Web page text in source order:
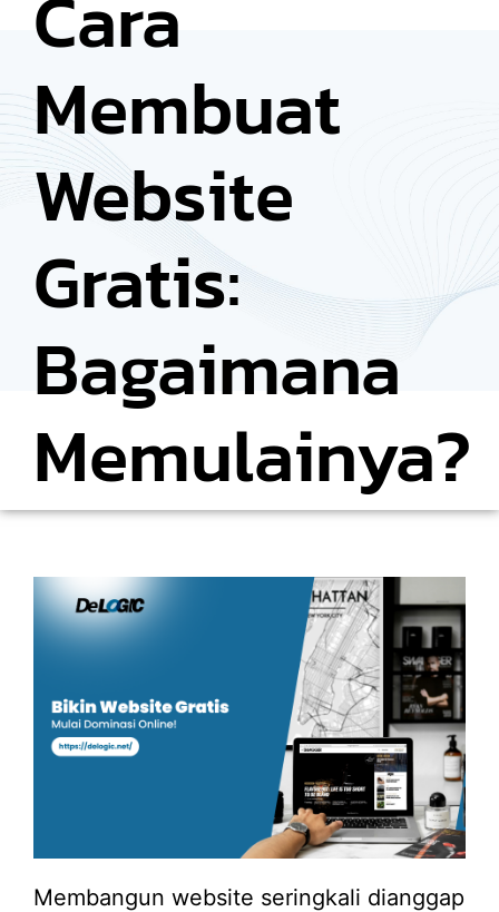
Membuat
Website
Gratis:
Bagaimana
Memulainya?
Membangun website seringkali dianggap